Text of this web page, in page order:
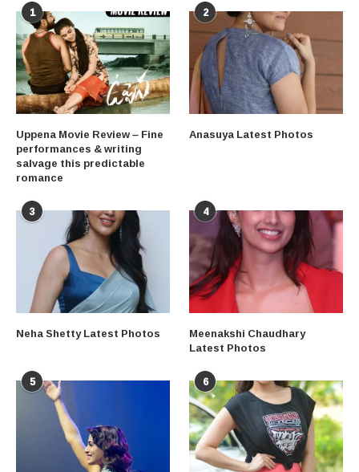
1
Uppena Movie Review – Fine
performances & writing
salvage this predictable
romance
2
Anasuya Latest Photos
3
Neha Shetty Latest Photos
4
Meenakshi Chaudhary
Latest Photos
5 6